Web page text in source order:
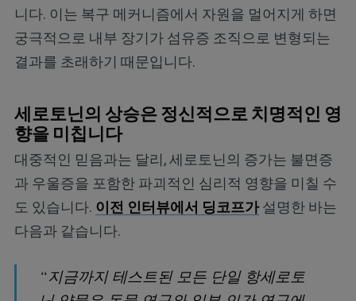
니다. 이는 복구 메커니즘에서 자원을 멀어지게 하면
궁극적으로 내부 장기가 섬유증 조직으로 변형되는
결과를 초래하기 때문입니다.
세로토닌의 상승은 정신적으로 치명적인 영
향을 미칩니다
대중적인 믿음과는 달리, 세로토닌의 증가는 불면증
과 우울증을 포함한 파괴적인 심리적 영향을 미칠 수
도 있습니다. 이전 인터뷰에서 딩코프가설명한 바는
다음과 같습니다.
“지금까지 테스트된 모든 단일 항세로토